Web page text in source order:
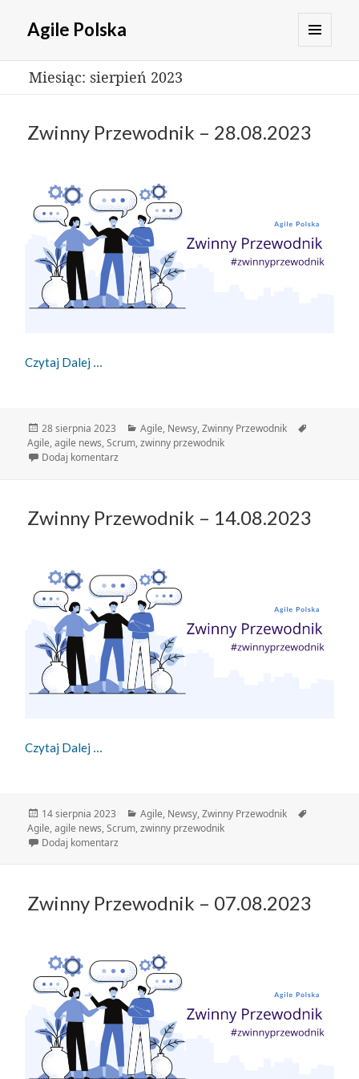
Agile Polska
Miesiąc: sierpień 2023
Zwinny Przewodnik – 28.08.2023
Czytaj Dalej
Data
publikacji
28 sierpnia 2023 Kategorie
Agile, Newsy,Zwinny Przewodnik
Agile,agile news,Scrum,zwinny przewodnik
Dodaj komentarz
Zwinny Przewodnik – 14.08.2023
Czytaj Dalej
Data
publikacji
14 sierpnia 2023 Kategorie
Agile, Newsy,Zwinny Przewodnik
Agile,agile news,Scrum,zwinny przewodnik
Dodaj komentarz
Zwinny Przewodnik – 07.08.2023